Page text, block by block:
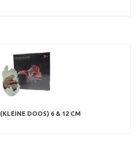
DOOS) 6 & 12 CM